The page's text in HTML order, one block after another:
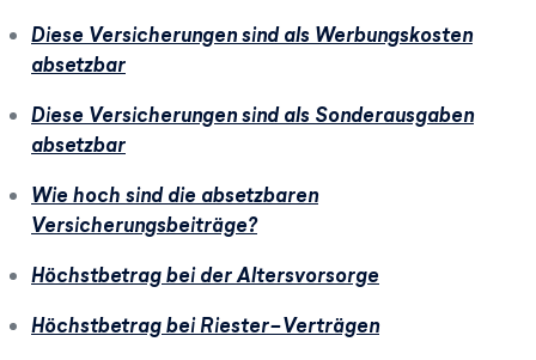
Diese Versicherungen sind als Werbungskosten
absetzbar
Diese Versicherungen sind als Sonderausgaben
absetzbar
Wie hoch sind die absetzbaren
Versicherungsbeiträge?
Höchstbetrag bei der Altersvorsorge
Höchstbetrag bei Riester-Verträgen